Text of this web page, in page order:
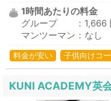
1時間あたりの料金
グループ ：1,666
マンツーマン：なし
料金が安い 子供向けコ
KUNI ACADEMY英